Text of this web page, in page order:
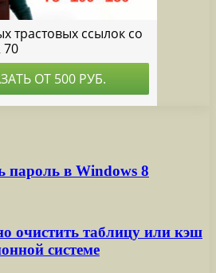
пароль в Windows 8
очистить таблицу или кэш
системе